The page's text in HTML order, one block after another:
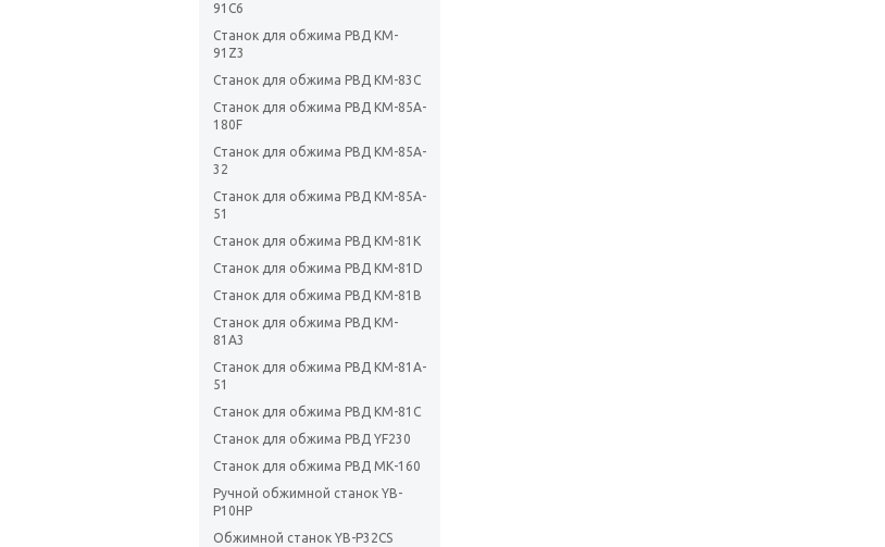
91C6
Станок для обжима РВД KM-
91Z3
Станок для обжима РВД KM-83C
Станок для обжима РВД KM-85A-
180F
Станок для обжима РВД KM-85A-
32
Станок для обжима РВД KM-85A-
51
Станок для обжима РВД KM-81K
Станок для обжима РВД KM-81D
Станок для обжима РВД KM-81B
Станок для обжима РВД KM-
81A3
Станок для обжима РВД KM-81A-
51
Станок для обжима РВД KM-81C
Станок для обжима РВД YF230
Станок для обжима РВД МК-160
Ручной обжимной станок YB-
P10HP
Обжимной станок YB-P32CS